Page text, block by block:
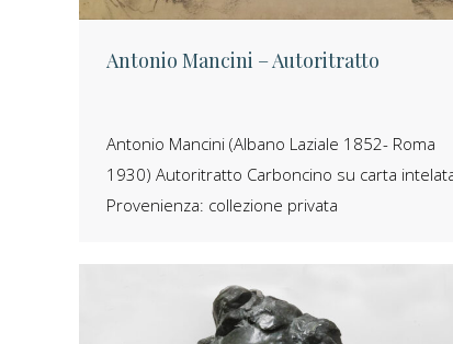
Antonio Mancini – Autoritratto
Antonio Mancini (Albano Laziale 1852- Roma
1930) Autoritratto Carboncino su carta
Provenienza: collezione privata